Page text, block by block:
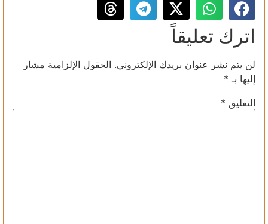
اترك تعليقاً
لن يتم نشر عنوان بريدك الإلكتروني. الحقول الإلزامية مشار
إليها بـ *
التعليق *